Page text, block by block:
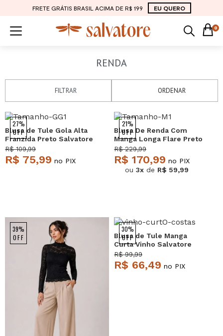
FRETE GRÁTIS BRASIL ACIMA DE R$ 199 EU QUERO
0
RENDA
FILTRAR ORDENAR
27%
OFF
Blusa de Tule Gola Alta
Franzida Preto Salvatore
R$ 109,99
R$ 75,99 no PIX
21%
OFF
Blusa De Renda Com
Manga Longa Flare Preto
Salvatore
R$ 229,99
R$ 170,99 no PIX
ou 3x de R$ 59,99
39%
OFF
30%
OFF
Blusa de Tule Manga
Curta Vinho Salvatore
R$ 99,99
R$ 66,49 no PIX